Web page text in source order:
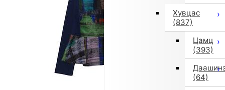
Хувцас
(837)
Цамц
(393)
(64)